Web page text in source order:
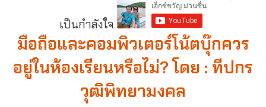
เป็นกำลังใจ
มือถือและคอมพิวเตอร์โน้ตบุ๊กควร
อยู่ในห้องเรียนหรือไม่? โดย : ทีปกร
วุฒิพิทยามงคล